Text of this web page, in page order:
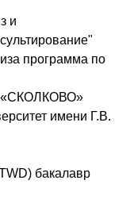
и
программа по
«СКОЛКОВО»
имени Г.В.
бакалавр